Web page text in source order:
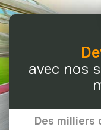
avec nos
Des milliers